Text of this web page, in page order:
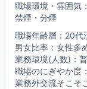
職場環境・雰囲気：
禁煙・分煙
職場年齢層：20代
男女比率：女性多
業務環境(人数)：
職場のにぎやか度
業務外交流そこそこ